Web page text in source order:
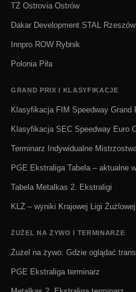
TŻ Ostrovia Ostrów
Dakar Development STAL Rzeszów
Innpro ROW Rybnik
Polonia Piła
GRAND PRIX I KLASYFIKACJE
Klasyfikacja FIM Speedway Grand
Klasyfikacja SEC Speedway Euro
Terminarz Indywidualne
PGE Ekstraliga Tabela – aktualne
Tabela Metalkas 2. Ekstraligi
KLŻ – wyniki Krajowej Ligi Żużlowej
ŻUŻEL NA ŻYWO I TERMINARZE
Żużel na żywo: Gdzie oglądać
PGE Ekstraliga terminarz